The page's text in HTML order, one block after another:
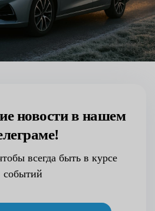
новости в нашем
всегда быть в курсе
событий